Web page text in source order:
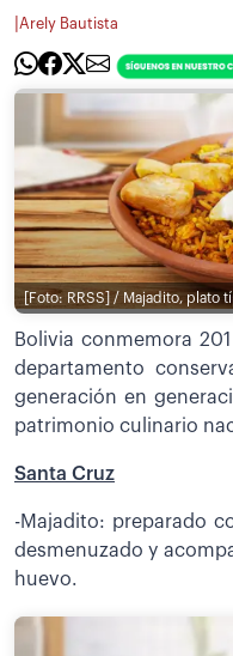
Arely Bautista
[Foto: RRSS] / Majadito, plato
Bolivia conmemora
departamento
generación en
patrimonio culinario
Santa Cruz
-Majadito: preparado
desmenuzado y
huevo.